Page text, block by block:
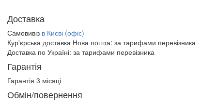
Доставка
Самовивіз в Києві (офіс)
Кур'єрська доставка Нова пошта: за тарифами перевізника
Доставка по Україні: за тарифами перевізника
Гарантія
Гарантія 3 місяці
Обмін/повернення